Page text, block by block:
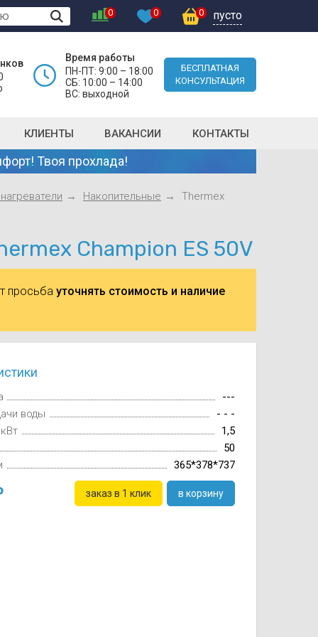
0 0 0 пусто
Время работы
ПН-ПТ: 9:00 – 18:00
СБ: 10:00 – 14:00
ВС: выходной
БЕСПЛАТНАЯ
КОНСУЛЬТАЦИЯ
КЛИЕНТЫ ВАКАНСИИ КОНТАКТЫ
Твоя прохлада!
Накопительные
Thermex
Champion ES 50V
просьба уточнять стоимость и наличие
---
воды
- - -
1,5
50
365*378*737
заказ в 1 клик в корзину